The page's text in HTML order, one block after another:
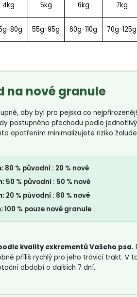
4kg 5kg 6kg 7kg
80g 55g-95g 60g-110g 70g-125g
na nové granule
aby byl pro pejska co
postupného přechodu podle
opatřením minimalizujete riziko
80 % původní : 20 % nové
50 % původní : 50 % nové
20 % původní : 80 % nové
100 % pouze nové granule
kvality exkrementů Vašeho psa.
příliš rychlý pro jeho trávicí trakt. V
období o dalších 7 dní.